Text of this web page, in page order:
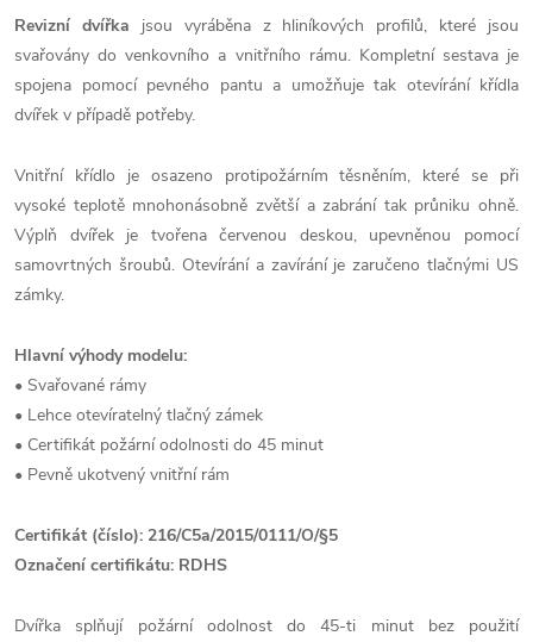
Revizní dvířka jsou vyráběna z hliníkových profilů, které jsou
svařovány do venkovního a vnitřního rámu. Kompletní sestava je
spojena pomocí pevného pantu a umožňuje tak otevírání křídla
dvířek v případě potřeby.
Vnitřní křídlo je osazeno protipožárním těsněním, které se při
vysoké teplotě mnohonásobně zvětší a zabrání tak průniku ohně.
Výplň dvířek je tvořena červenou deskou, upevněnou pomocí
samovrtných šroubů. Otevírání a zavírání je zaručeno tlačnými US
zámky.
Hlavní výhody modelu:
• Svařované rámy
• Lehce otevíratelný tlačný zámek
• Certifikát požární odolnosti do 45 minut
• Pevně ukotvený vnitřní rám
Certifikát (číslo): 216/C5a/2015/0111/O/§5
Označení certifikátu: RDHS
Dvířka splňují požární odolnost do 45-ti minut bez použití